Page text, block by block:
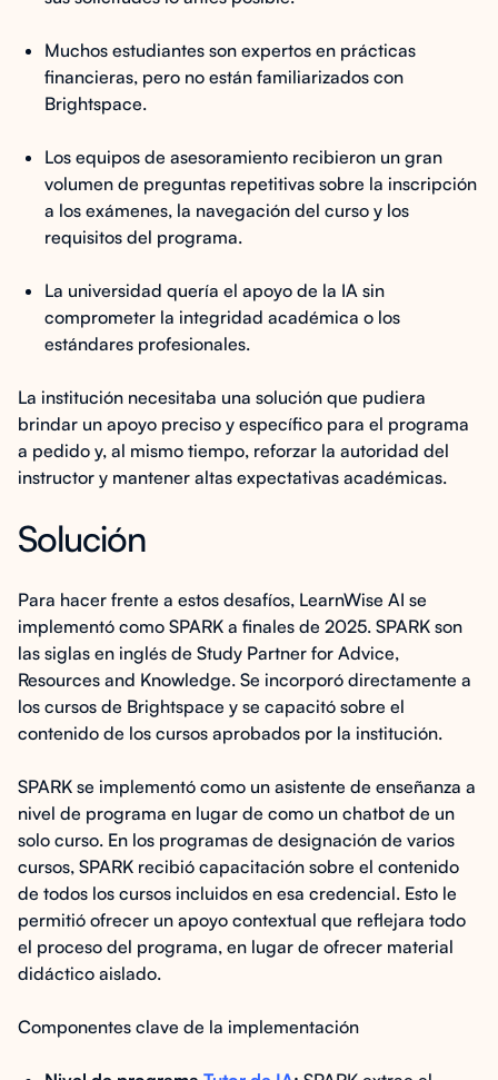
Muchos estudiantes son expertos en prácticas
financieras, pero no están familiarizados con
Brightspace.
Los equipos de asesoramiento recibieron un gran
volumen de preguntas repetitivas sobre la inscripción
a los exámenes, la navegación del curso y los
requisitos del programa.
La universidad quería el apoyo de la IA sin
comprometer la integridad académica o los
estándares profesionales.
La institución necesitaba una solución que pudiera
brindar un apoyo preciso y específico para el programa
a pedido y, al mismo tiempo, reforzar la autoridad del
instructor y mantener altas expectativas académicas.
Solución
Para hacer frente a estos desafíos, LearnWise AI se
implementó como SPARK a finales de 2025. SPARK son
las siglas en inglés de Study Partner for Advice,
Resources and Knowledge. Se incorporó directamente a
los cursos de Brightspace y se capacitó sobre el
contenido de los cursos aprobados por la institución.
SPARK se implementó como un asistente de enseñanza a
nivel de programa en lugar de como un chatbot de un
solo curso. En los programas de designación de varios
cursos, SPARK recibió capacitación sobre el contenido
de todos los cursos incluidos en esa credencial. Esto le
permitió ofrecer un apoyo contextual que reflejara todo
el proceso del programa, en lugar de ofrecer material
didáctico aislado.
Componentes clave de la implementación